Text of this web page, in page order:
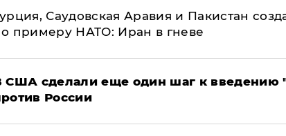
Саудовская Аравия и Пакистан
примеру НАТО: Иран в гневе
США сделали еще один шаг к введению
России